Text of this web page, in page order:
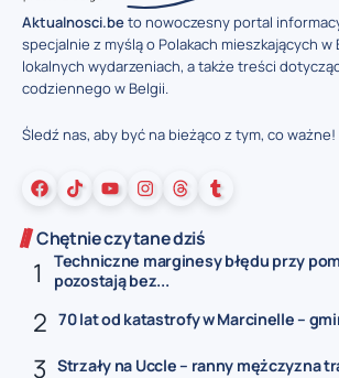
Aktualnosci.beto nowoczesny portal
specjalnie z myślą o Polakach mieszkających
lokalnych wydarzeniach, a także treści
codziennego w Belgii.
Śledź nas, aby być na bieżąco z tym, co ważne!
Chętnie czytane dziś
Techniczne marginesy błędu przy
pozostają bez...
70 lat od katastrofy w Marcinelle –
Strzały na Uccle – ranny mężczyzna